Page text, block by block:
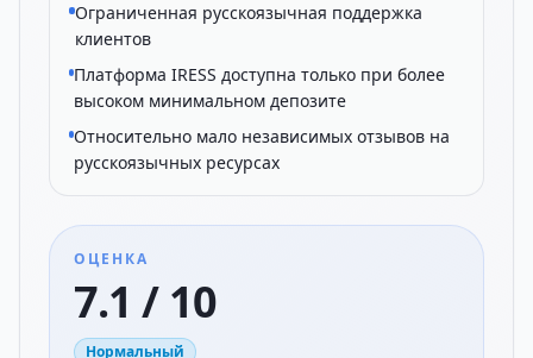
Ограниченная русскоязычная поддержка
клиентов
Платформа IRESS доступна только при более
высоком минимальном депозите
Относительно мало независимых отзывов на
русскоязычных ресурсах
ОЦЕНКА
7.1 / 10
Нормальный